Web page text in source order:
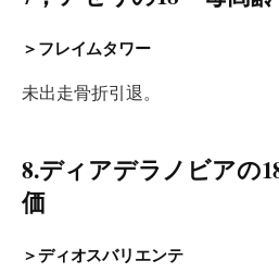
＞フレイムタワー
未出走骨折引退。
8.ディアデラノビアの
価
＞ディオスバリエンテ